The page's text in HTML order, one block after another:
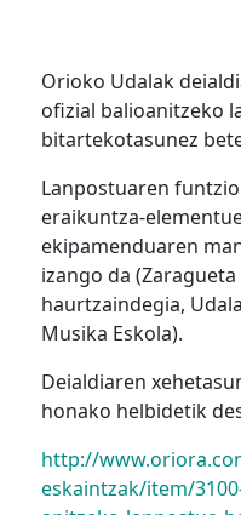
Orioko Udalak
ofizial balioanitzeko
bitartekotasunez
Lanpostuaren
eraikuntza-
ekipamenduaren
izango da
haurtzaindegia,
Musika Eskola).
Deialdiaren
honako helbidetik
http://
eskaintzak/item/